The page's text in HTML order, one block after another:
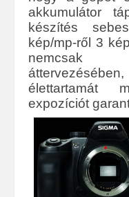
akkumulátor
készítés
kép/mp-ről 3
nemcsak
élettartamát
expozíciót